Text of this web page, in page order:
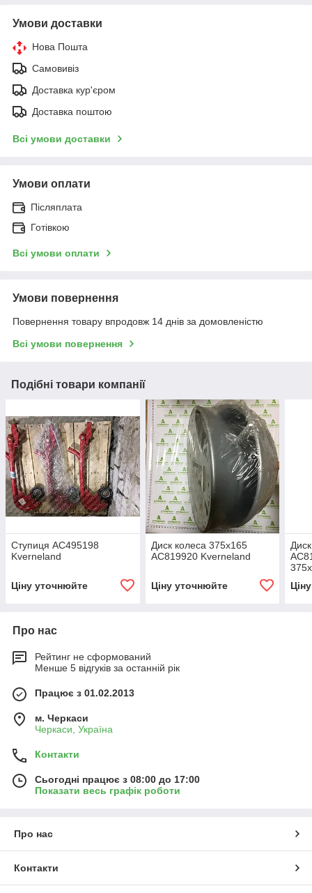
Умови доставки
Нова Пошта
Самовивіз
Доставка кур'єром
Доставка поштою
Всі умови доставки
Умови оплати
Післяплата
Готівкою
Всі умови оплати
Умови повернення
Повернення товару впродовж 14 днів за домовленістю
Всі умови повернення
Подібні товари компанії
Ступиця AC495198
Kverneland
Ціну уточнюйте
Диск колеса 375х165
AC819920 Kverneland
Ціну уточнюйте
Про нас
Рейтинг не сформований
Менше 5 відгуків за останній рік
Працює з 01.02.2013
м. Черкаси
Черкаси, Україна
Контакти
Сьогодні працює з 08:00 до 17:00
Показати весь графік роботи
Про нас
Контакти